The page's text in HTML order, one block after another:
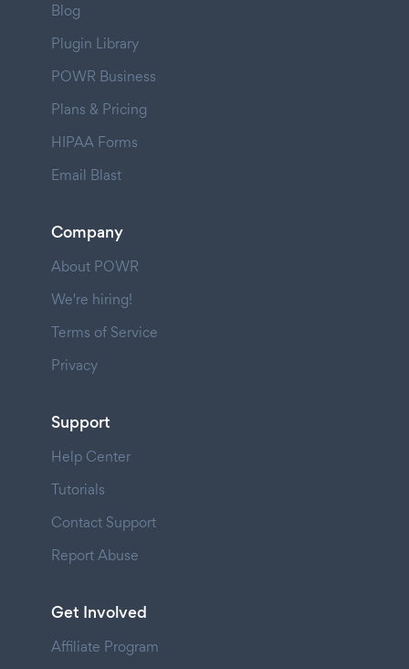
Blog
Plugin Library
POWR Business
Plans & Pricing
HIPAA Forms
Email Blast
Company
About POWR
We're hiring!
Terms of Service
Privacy
Support
Help Center
Tutorials
Contact Support
Report Abuse
Get Involved
Affiliate Program